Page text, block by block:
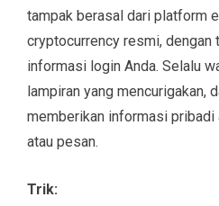
tampak berasal dari platform
cryptocurrency resmi, dengan
informasi login Anda. Selalu
lampiran yang mencurigakan,
memberikan informasi
atau pesan.
Trik: